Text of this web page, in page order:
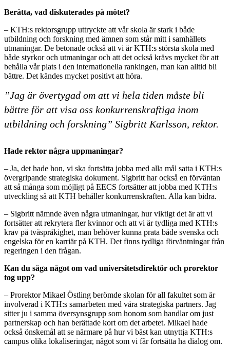
Berätta, vad diskuterades på mötet?
– KTH:s rektorsgrupp uttryckte att vår skola är stark i både
utbildning och forskning med ämnen som står mitt i samhällets
utmaningar. De betonade också att vi är KTH:s största skola med
både styrkor och utmaningar och att det också krävs mycket för att
behålla vår plats i den internationella rankingen, man kan alltid bli
bättre. Det kändes mycket positivt att höra.
”Jag är övertygad om att vi hela tiden måste bli
bättre för att visa oss konkurrenskraftiga inom
utbildning och forskning” Sigbritt Karlsson, rektor.
Hade rektor några uppmaningar?
– Ja, det hade hon, vi ska fortsätta jobba med alla mål satta i KTH:s
övergripande strategiska dokument. Sigbritt har också en förväntan
att så många som möjligt på EECS fortsätter att jobba med KTH:s
utveckling så att KTH behåller konkurrenskraften. Alla kan bidra.
– Sigbritt nämnde även några utmaningar, hur viktigt det är att vi
fortsätter att rekrytera fler kvinnor och att vi är tydliga med KTH:s
krav på tvåspråkighet, man behöver kunna prata både svenska och
engelska för en karriär på KTH. Det finns tydliga förväntningar från
regeringen i den frågan.
Kan du säga något om vad universitetsdirektör och prorektor
tog upp?
– Prorektor Mikael Östling berömde skolan för all fakultet som är
involverad i KTH:s samarbeten med våra strategiska partners. Jag
sitter ju i samma översynsgrupp som honom som handlar om just
partnerskap och han berättade kort om det arbetet. Mikael hade
också önskemål att se närmare på hur vi bäst kan utnyttja KTH:s
campus olika lokaliseringar, något som vi får fortsätta ha dialog om.